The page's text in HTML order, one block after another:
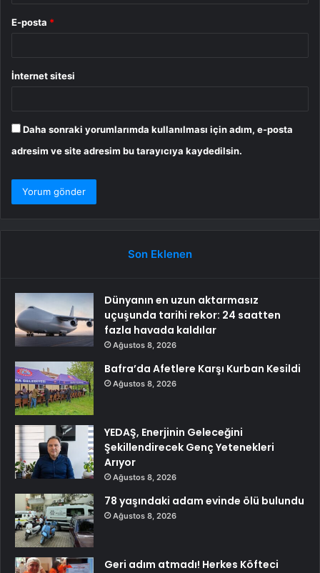
E-posta *
İnternet sitesi
Daha sonraki yorumlarımda kullanılması için adım, e-posta
adresim ve site adresim bu tarayıcıya kaydedilsin.
Son Eklenen
Dünyanın en uzun aktarmasız
uçuşunda tarihi rekor: 24 saatten
fazla havada kaldılar
Ağustos 8, 2026
Bafra’da Afetlere Karşı Kurban Kesildi
Ağustos 8, 2026
YEDAŞ, Enerjinin Geleceğini
Şekillendirecek Genç Yetenekleri
Arıyor
Ağustos 8, 2026
78 yaşındaki adam evinde ölü bulundu
Ağustos 8, 2026
Geri adım atmadı! Herkes Köfteci